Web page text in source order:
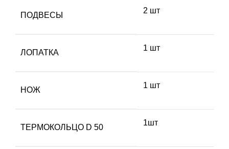
ПОДВЕСЫ
2 шт
ЛОПАТКА
1 шт
НОЖ
1 шт
ТЕРМОКОЛЬЦО D 50
1шт